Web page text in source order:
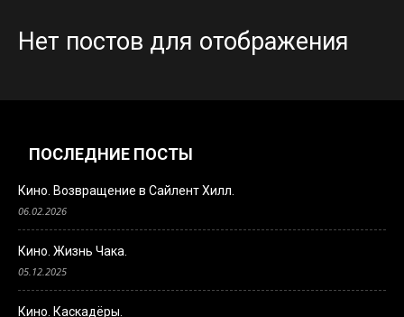
Нет постов для отображения
ПОСЛЕДНИЕ ПОСТЫ
Кино. Возвращение в Сайлент Хилл.
06.02.2026
Кино. Жизнь Чака.
05.12.2025
Кино. Каскадёры.